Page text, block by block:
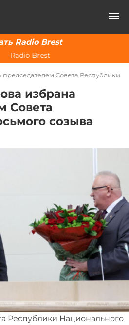
Radio Brest
Radio Brest
Совета Республики
избрана
Совета
созыва
Республики Национального